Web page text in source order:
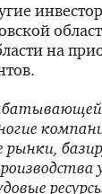
на
рынки,